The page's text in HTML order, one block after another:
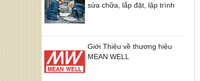
sửa chữa, lắp đặt, lập trình
Giới Thiệu về thương hiệu
MEAN WELL